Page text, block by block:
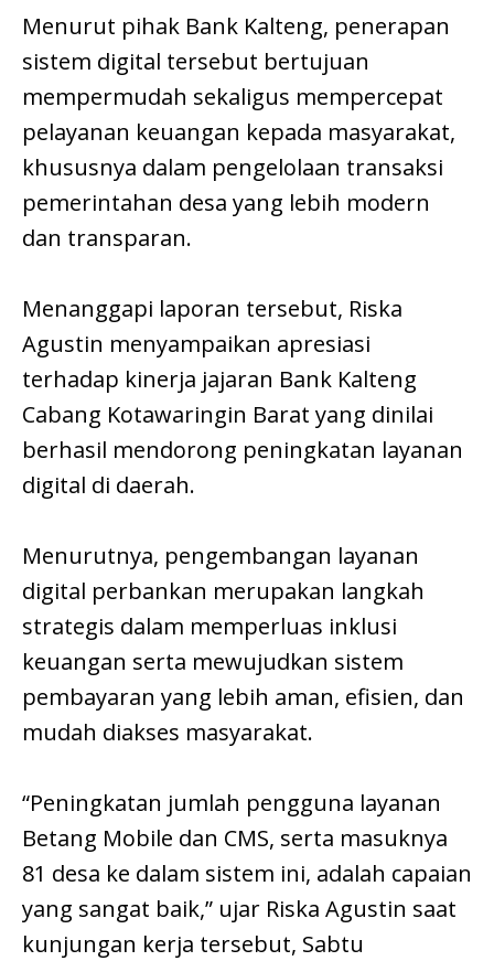
Menurut pihak Bank Kalteng, penerapan
sistem digital tersebut bertujuan
mempermudah sekaligus mempercepat
pelayanan keuangan kepada masyarakat,
khususnya dalam pengelolaan transaksi
pemerintahan desa yang lebih modern
dan transparan.
Menanggapi laporan tersebut, Riska
Agustin menyampaikan apresiasi
terhadap kinerja jajaran Bank Kalteng
Cabang Kotawaringin Barat yang dinilai
berhasil mendorong peningkatan layanan
digital di daerah.
Menurutnya, pengembangan layanan
digital perbankan merupakan langkah
strategis dalam memperluas inklusi
keuangan serta mewujudkan sistem
pembayaran yang lebih aman, efisien, dan
mudah diakses masyarakat.
“Peningkatan jumlah pengguna layanan
Betang Mobile dan CMS, serta masuknya
81 desa ke dalam sistem ini, adalah capaian
yang sangat baik,” ujar Riska Agustin saat
kunjungan kerja tersebut, Sabtu